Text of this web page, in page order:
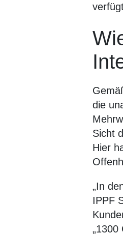
die
Sicht
Hier
„In
IPPF
„1300